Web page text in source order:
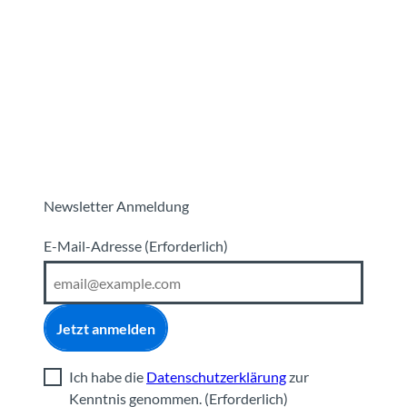
Newsletter Anmeldung
E-Mail-Adresse (Erforderlich)
Jetzt anmelden
Ich habe die Datenschutzerklärungzur
Kenntnis genommen. (Erforderlich)